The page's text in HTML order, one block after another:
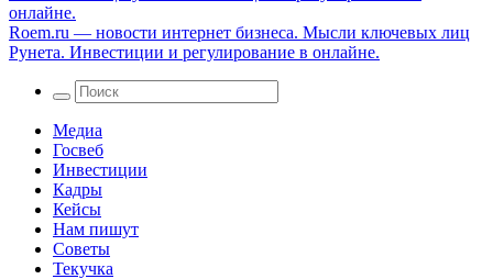
Roem.ru — новости интернет бизнеса. Мысли ключевых лиц
Рунета. Инвестиции и регулирование в онлайне.
Медиа
Госвеб
Инвестиции
Кадры
Кейсы
Нам пишут
Советы
Текучка